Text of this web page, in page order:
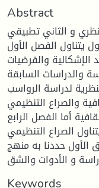
Abstract
و الثاني تطبيقي
يتناول الفصل الأول
الإشكالية والفرضيات
والدراسات السابقة .
لدراسة الرواسب
والصراع التنظيمي.
أما الفصل الرابع
الصراع التنظيمي.
حددنا به منهج
و الأدوات والشق
Keywords